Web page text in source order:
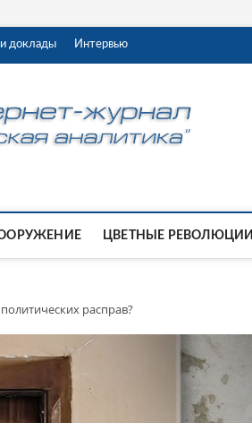
доклады Интервью
ЦВЕТНЫЕ РЕВОЛЮЦИИ
расправ?